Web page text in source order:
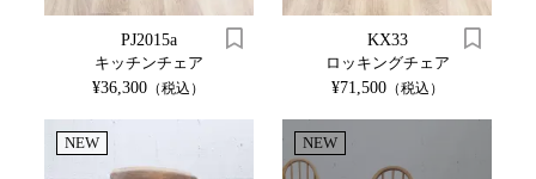
PJ2015a
キッチンチェア
¥36,300 （税込）
KX33
ロッキングチェア
¥71,500（税込）
NEW NEW